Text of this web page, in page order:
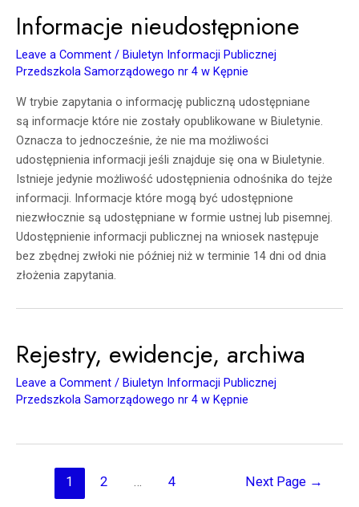
Informacje nieudostępnione
Leave a Comment / Biuletyn Informacji Publicznej
Przedszkola Samorządowego nr 4 w Kępnie
W trybie zapytania o informację publiczną udostępniane
są informacje które nie zostały opublikowane w Biuletynie.
Oznacza to jednocześnie, że nie ma możliwości
udostępnienia informacji jeśli znajduje się ona w Biuletynie.
Istnieje jedynie możliwość udostępnienia odnośnika do tejże
informacji. Informacje które mogą być udostępnione
niezwłocznie są udostępniane w formie ustnej lub pisemnej.
Udostępnienie informacji publicznej na wniosek następuje
bez zbędnej zwłoki nie później niż w terminie 14 dni od dnia
złożenia zapytania.
Rejestry, ewidencje, archiwa
Leave a Comment / Biuletyn Informacji Publicznej
Przedszkola Samorządowego nr 4 w Kępnie
1 2 … 4 Next Page →